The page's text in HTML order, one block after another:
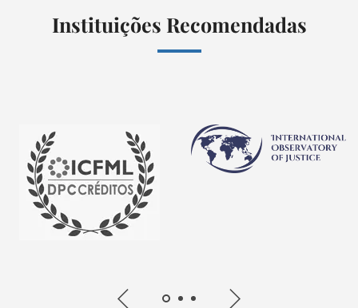
Instituições Recomendadas